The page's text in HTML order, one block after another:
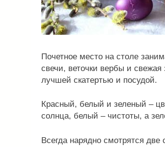
Почетное место на столе
свечи, веточки вербы и
лучшей скатертью и посудой.
Красный, белый и зеленый –
солнца, белый – чистоты, а
Всегда нарядно смотрятся две